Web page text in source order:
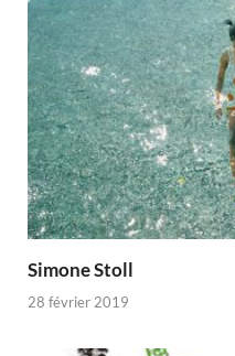
Simone Stoll
28 février 2019